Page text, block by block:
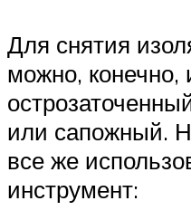
Для снятия
можно, конечно,
или сапожный.
все же
инструмент: